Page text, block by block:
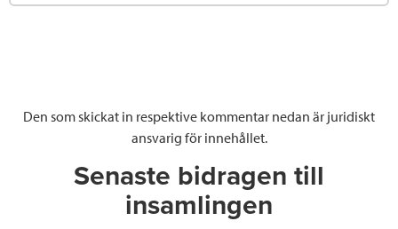
Den som skickat in respektive kommentar nedan är juridiskt
ansvarig för innehållet.
Senaste bidragen till
insamlingen